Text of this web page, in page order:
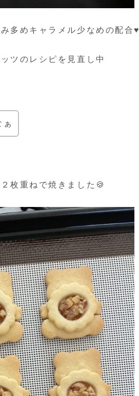
多めキャラメル少なめの配合♥
ツのレシピを見直し中
枚重ねで焼きました🍪